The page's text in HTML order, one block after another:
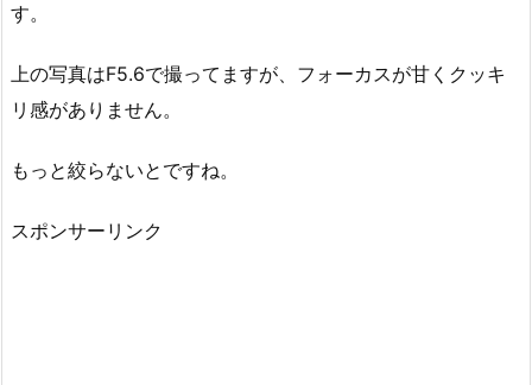
す。
上の写真はF5.6で撮ってますが、フォーカスが甘くクッキ
リ感がありません。
もっと絞らないとですね。
スポンサーリンク